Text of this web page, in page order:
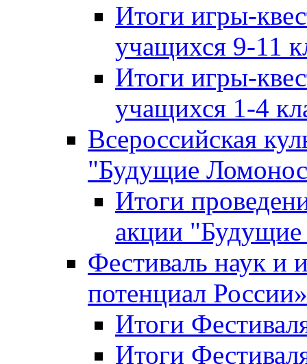
Итоги игры-
учащихся 9-11
Итоги игры-
учащихся 1-4
Всероссийская
"Будущие
Итоги
акции
Фестиваль наук и
потенциал России»
Итоги
Итоги